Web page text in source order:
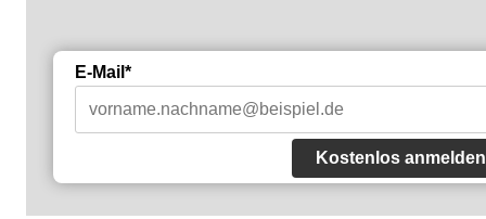
E-Mail*
Kostenlos anmelden